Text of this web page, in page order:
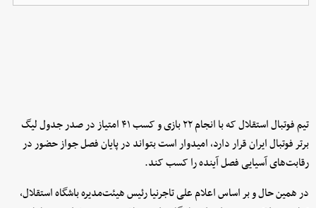
تیم فوتبال استقلال که با انجام ۲۲ بازی و کسب ۴۱ امتیاز در صدر جدول لیگ
برتر فوتبال ایران قرار دارد، امیدوار است بتواند در پایان فصل جواز حضور در
رقابت‌های آسیایی فصل آینده را کسب کند.
در همین حال و بر اساس اعلام علی تاجرنیا رئیس هیئت‌مدیره باشگاه استقلال،